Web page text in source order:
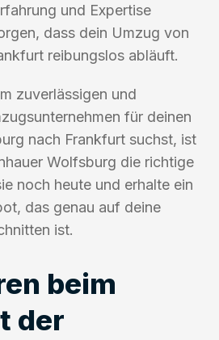
und Expertise
dass dein Umzug von
reibungslos abläuft.
zuverlässigen und
für deinen
nach Frankfurt suchst, ist
Wolfsburg die richtige
noch heute und erhalte ein
das genau auf deine
ist.
beim
der